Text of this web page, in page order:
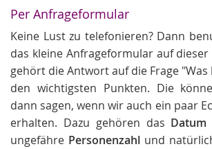
Per Anfrageformular
Keine Lust zu telefonieren? Dann
das kleine Anfrageformular auf dieser
gehört die Antwort auf die Frage "Was
den wichtigsten Punkten. Die
dann sagen, wenn wir auch ein paar
erhalten. Dazu gehören das Datum
ungefähre Personenzahl und